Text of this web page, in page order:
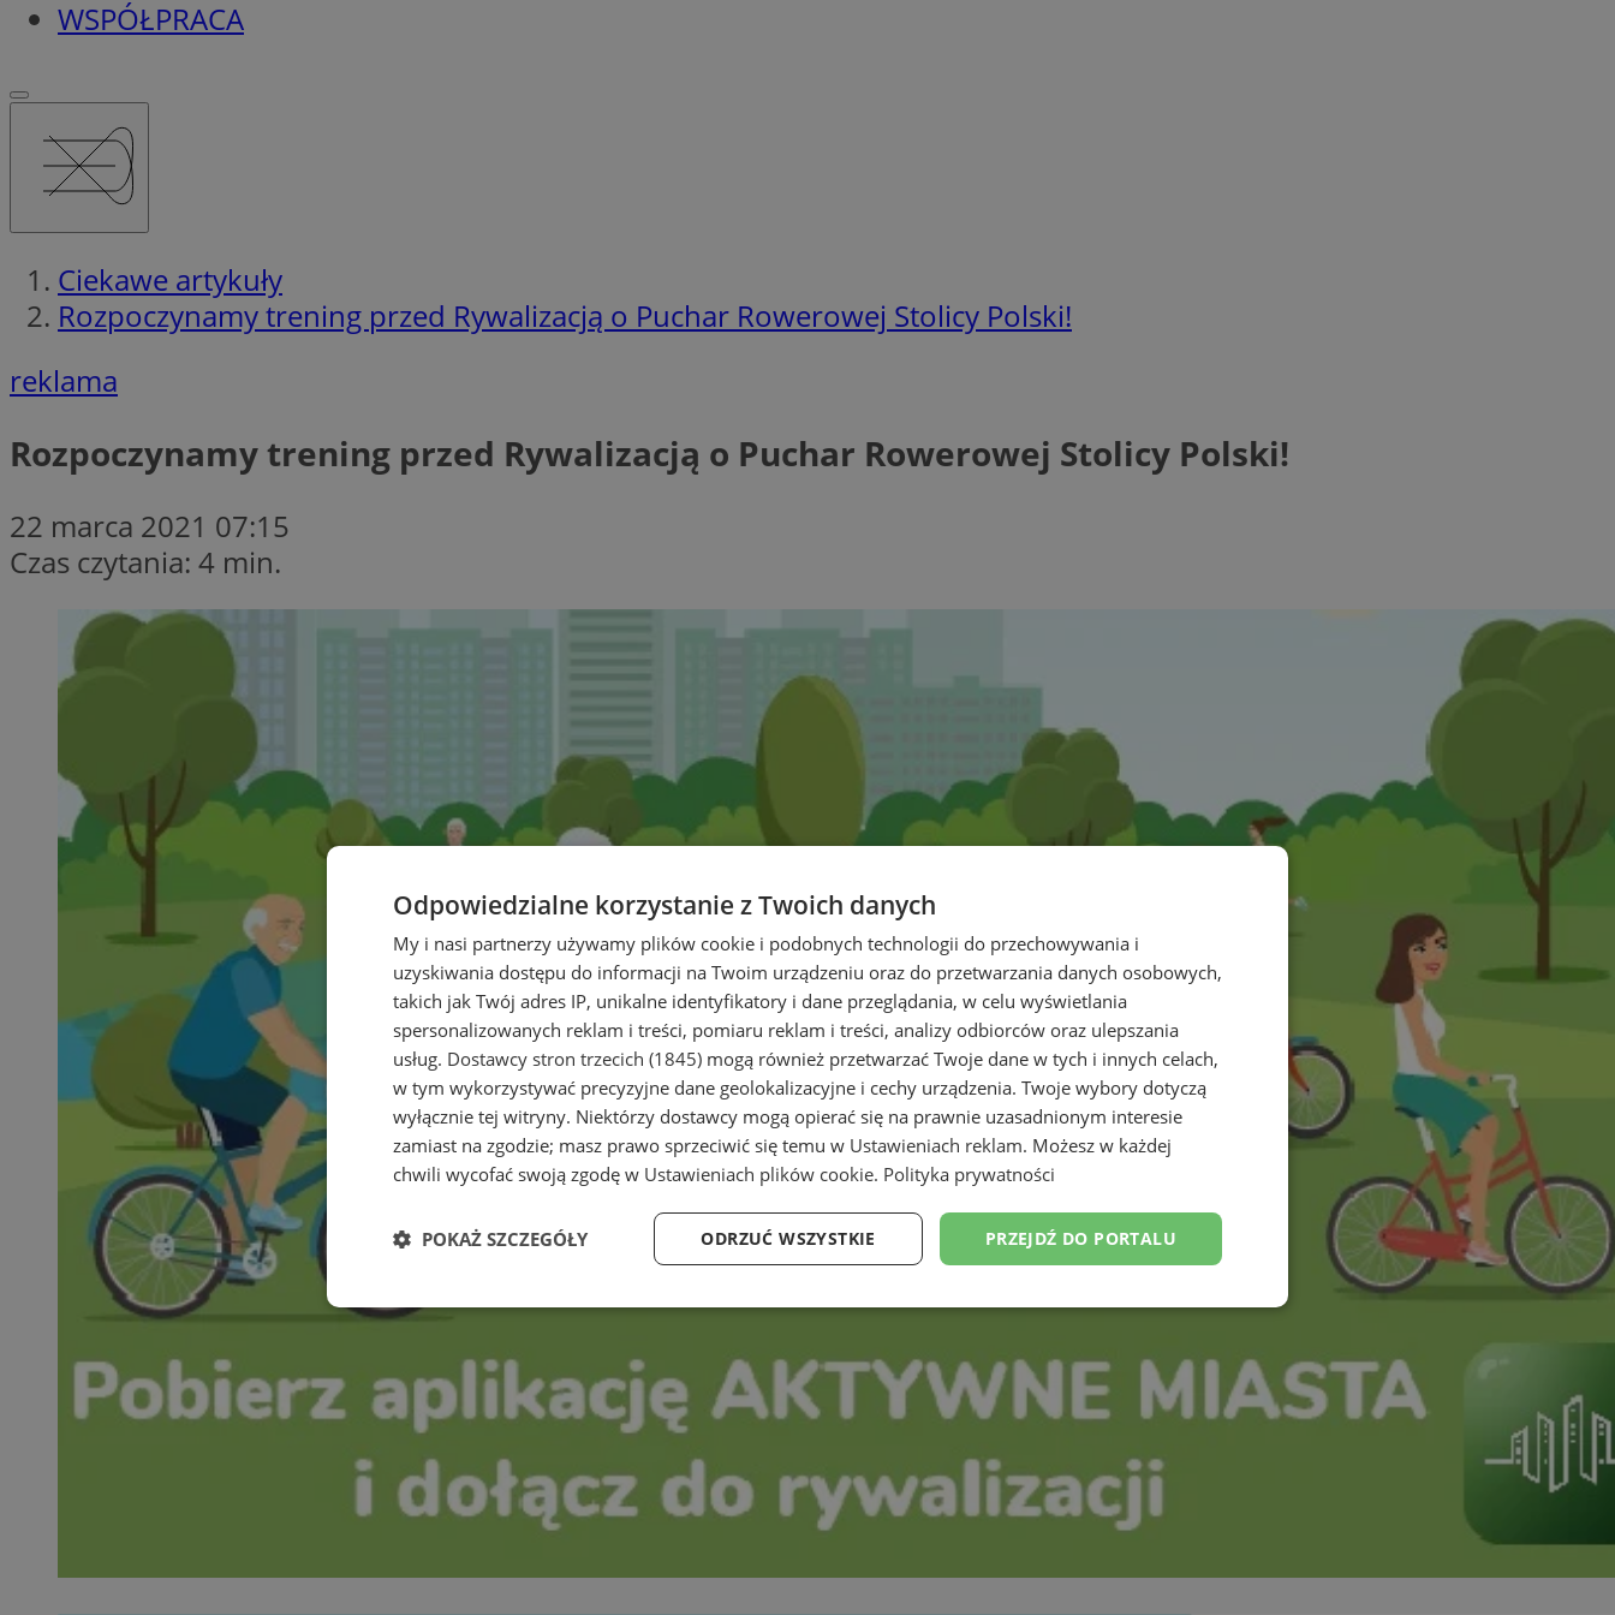
WSPÓŁPRACA
Ciekawe artykuły
Rozpoczynamy trening przed Rywalizacją o Puchar Rowerowej Stolicy Polski!
reklama
Rozpoczynamy trening przed Rywalizacją o Puchar Rowerowej Stolicy Polski!
22 marca 2021 07:15
Czas czytania: 4 min.
Odpowiedzialne korzystanie z Twoich danych
My i nasi partnerzy używamy plików cookie i podobnych technologii do przechowywania i
uzyskiwania dostępu do informacji na Twoim urządzeniu oraz do przetwarzania danych osobowych,
takich jak Twój adres IP, unikalne identyfikatory i dane przeglądania, w celu wyświetlania
spersonalizowanych reklam i treści, pomiaru reklam i treści, analizy odbiorców oraz ulepszania
usług. Dostawcy stron trzecich (1845) mogą również przetwarzać Twoje dane w tych i innych celach,
w tym wykorzystywać precyzyjne dane geolokalizacyjne i cechy urządzenia. Twoje wybory dotyczą
wyłącznie tej witryny. Niektórzy dostawcy mogą opierać się na prawnie uzasadnionym interesie
zamiast na zgodzie; masz prawo sprzeciwić się temu w Ustawieniach reklam. Możesz w każdej
chwili wycofać swoją zgodę w Ustawieniach plików cookie. Polityka prywatności
PRZEJDŹ DO PORTALU
ODRZUĆ WSZYSTKIE
POKAŻ SZCZEGÓŁY
Niezbędne Wydajność Targetowanie Funkcjonalność Niesklasyfikowane
Niezbędne Wydajność Targetowanie Funkcjonalność Niesklasyfikowane
Niezbędne pliki cookie umożliwiają korzystanie z podstawowych funkcji strony internetowej, takich jak logowanie użytkownika i
Okres